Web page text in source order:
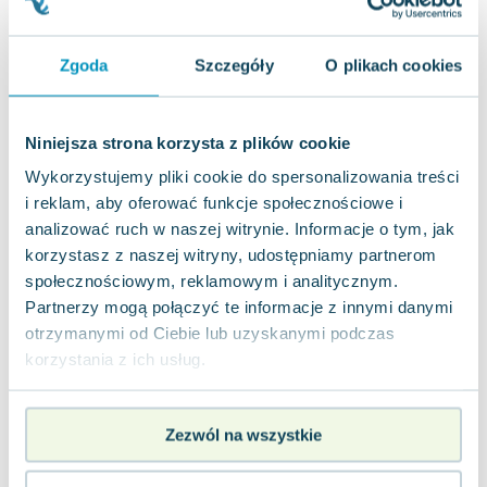
Zgoda Szczegóły O plikach cookies
Niniejsza strona korzysta z plików cookie
Wykorzystujemy pliki cookie do spersonalizowania treści
i reklam, aby oferować funkcje społecznościowe i
analizować ruch w naszej witrynie. Informacje o tym, jak
korzystasz z naszej witryny, udostępniamy partnerom
społecznościowym, reklamowym i analitycznym.
Partnerzy mogą połączyć te informacje z innymi danymi
otrzymanymi od Ciebie lub uzyskanymi podczas
korzystania z ich usług.
Zezwól na wszystkie
Joseph Murphy
Aleksander Puszkin
Oscar Wilde
Maddie Ziegler
Leszek Czarnecki
Joanna Racewicz
Janina Zającówna
Eric Helms
Anna Prus (oprac.)
Nela Mała Reporterka
Barbara Wrzesińska
Virginia Woolf